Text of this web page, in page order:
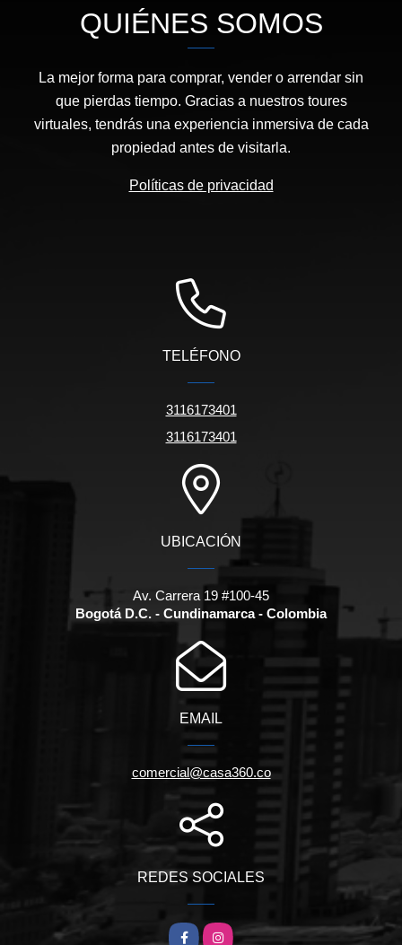
QUIÉNES SOMOS
La mejor forma para comprar, vender o arrendar sin
que pierdas tiempo. Gracias a nuestros toures
virtuales, tendrás una experiencia inmersiva de cada
propiedad antes de visitarla.
Políticas de privacidad
TELÉFONO
3116173401
3116173401
UBICACIÓN
Av. Carrera 19 #100-45
Bogotá D.C. - Cundinamarca - Colombia
EMAIL
comercial@casa360.co
REDES SOCIALES
FacebookInstagram